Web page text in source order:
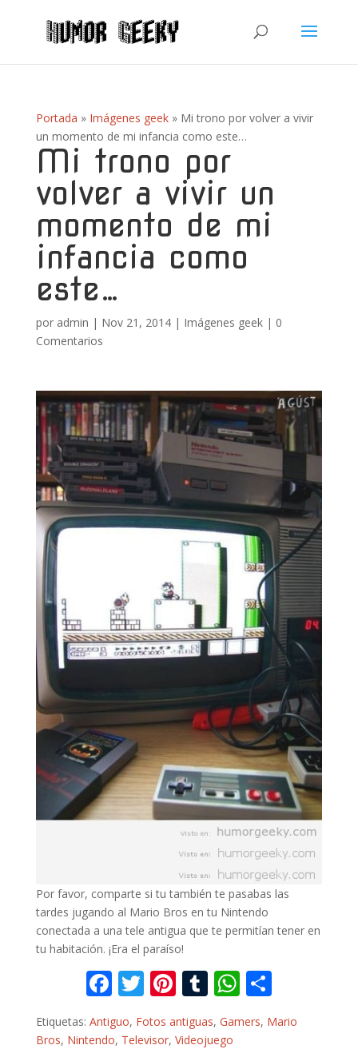
Portada » Imágenes geek» Mi trono por volver a vivir
un momento de mi infancia como este…
Mi trono por
volver a vivir un
momento de mi
infancia como
este…
por admin | Nov 21, 2014| Imágenes geek| 0
Comentarios
Por favor, comparte si tu también te pasabas las
tardes jugando al Mario Bros en tu Nintendo
conectada a una tele antigua que te permitían tener en
tu habitación. ¡Era el paraíso!
F
ac
e
T
w
itt
Pi
nt
er
T
u
m
W
at
o
m
Etiquetas: Antiguo, Fotos antiguas, Gamers, Mario
Bros, Nintendo, Televisor, Videojuego